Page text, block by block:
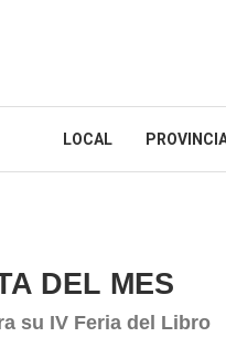
LOCAL
DEL MES
su IV Feria del Libro